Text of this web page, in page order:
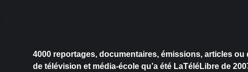
4000 reportages, documentaires, émissions, articles
de télévision et média-école qu’a été LaTéléLibre de